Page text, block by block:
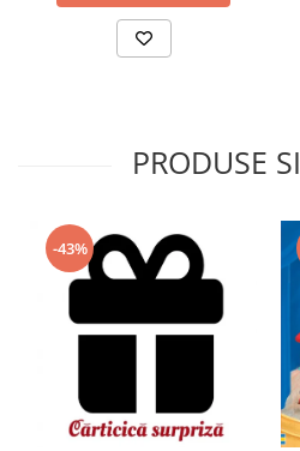
PRODUSE
-43%